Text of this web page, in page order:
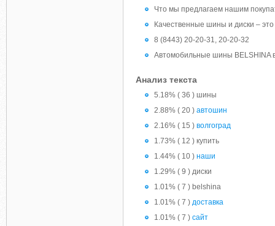
Что мы предлагаем нашим
Качественные шины и диски –
8 (8443) 20-20-31, 20-20-32
Автомобильные шины BELSHINA
Анализ текста
5.18% ( 36 ) шины
2.88% ( 20 ) автошин
2.16% ( 15 ) волгоград
1.73% ( 12 ) купить
1.44% ( 10 ) наши
1.29% ( 9 ) диски
1.01% ( 7 ) belshina
1.01% ( 7 ) доставка
1.01% ( 7 ) сайт